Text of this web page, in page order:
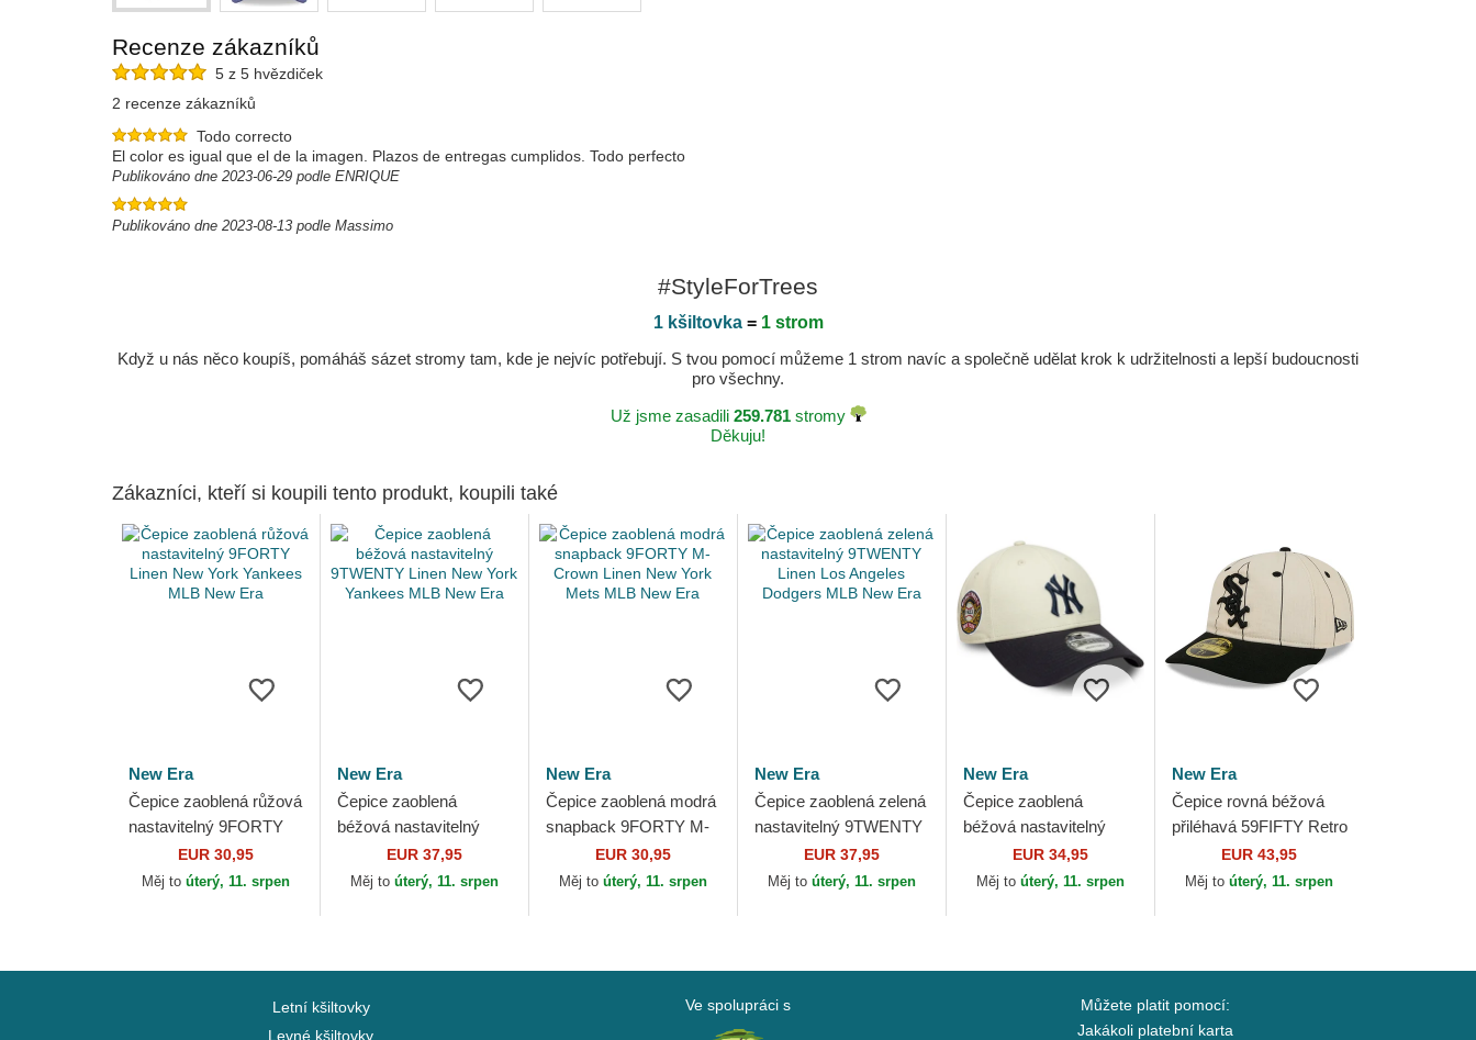
Recenze zákazníků
5 z 5 hvězdiček
2 recenze zákazníků
Todo correcto
El color es igual que el de la imagen. Plazos de entregas cumplidos. Todo perfecto
Publikováno dne 2023-06-29 podle ENRIQUE
Publikováno dne 2023-08-13 podle Massimo
#StyleForTrees
1 kšiltovka= 1 strom
Když u nás něco koupíš, pomáháš sázet stromy tam, kde je nejvíc potřebují. S tvou pomocí můžeme 1 strom navíc a společně udělat krok k udržitelnosti a lepší budoucnosti
pro všechny.
Už jsme zasadili 259.781stromy
Děkuju!
Zákazníci, kteří si koupili tento produkt, koupili také
New Era
Čepice zaoblená růžová
nastavitelný 9FORTY
Linen New York
Yankees MLB New Era
EUR 30,95
Měj to úterý, 11. srpen
New Era
Čepice zaoblená
béžová nastavitelný
9TWENTY Linen New
York Yankees MLB
EUR 37,95
Měj to úterý, 11. srpen
New Era
Čepice zaoblená modrá
snapback 9FORTY M-
Crown Linen New York
Mets MLB New Era
EUR 30,95
Měj to úterý, 11. srpen
New Era
Čepice zaoblená zelená
nastavitelný 9TWENTY
Linen Los Angeles
Dodgers MLB New Era
EUR 37,95
Měj to úterý, 11. srpen
New Era
Čepice zaoblená
béžová nastavitelný
9FORTY World Series
New York Yankees
EUR 34,95
Měj to úterý, 11. srpen
New Era
Čepice rovná béžová
přiléhavá 59FIFTY Retro
Crown Linen Chicago
White Sox MLB New
EUR 43,95
Měj toúterý, 11. srpen
Letní kšiltovky
Levné kšiltovky
Ve spolupráci s
Můžete platit pomocí:
Jakákoli platební karta